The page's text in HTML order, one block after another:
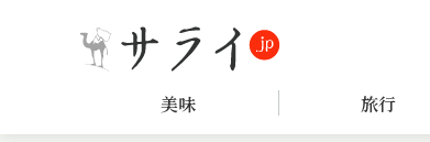
美味 旅行